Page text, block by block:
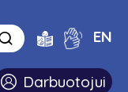
EN
Darbuotojui